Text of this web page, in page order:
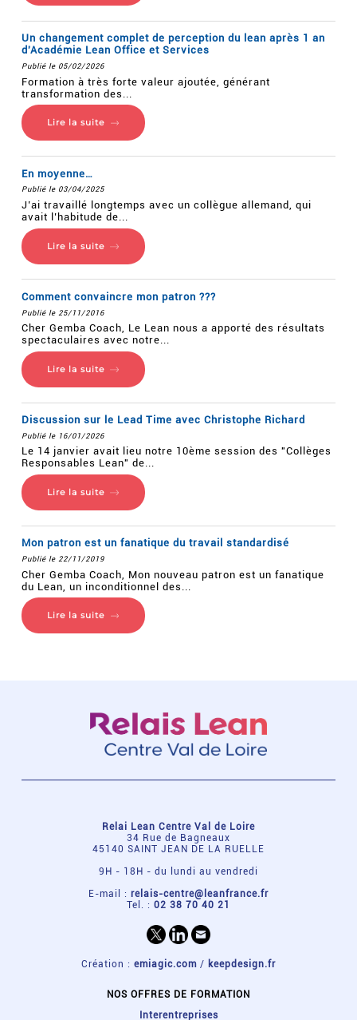
Un changement complet de perception du lean après 1 an
d'Académie Lean Office et Services
Publié le 05/02/2026
Formation à très forte valeur ajoutée, générant
transformation des...
Lire la suite
En moyenne…
Publié le 03/04/2025
J’ai travaillé longtemps avec un collègue allemand, qui
avait l’habitude de...
Lire la suite
Comment convaincre mon patron ???
Publié le 25/11/2016
Cher Gemba Coach, Le Lean nous a apporté des résultats
spectaculaires avec notre...
Lire la suite
Discussion sur le Lead Time avec Christophe Richard
Publié le 16/01/2026
Le 14 janvier avait lieu notre 10ème session des "Collèges
Responsables Lean" de...
Lire la suite
Mon patron est un fanatique du travail standardisé
Publié le 22/11/2019
Cher Gemba Coach, Mon nouveau patron est un fanatique
du Lean, un inconditionnel des...
Lire la suite
Relai Lean Centre Val de Loire
34 Rue de Bagneaux
45140 SAINT JEAN DE LA RUELLE
9H - 18H - du lundi au vendredi
E-mail : relais-centre@leanfrance.fr
Tel. : 02 38 70 40 21
Création : emiagic.com / keepdesign.fr
NOS OFFRES DE FORMATION
Interentreprises